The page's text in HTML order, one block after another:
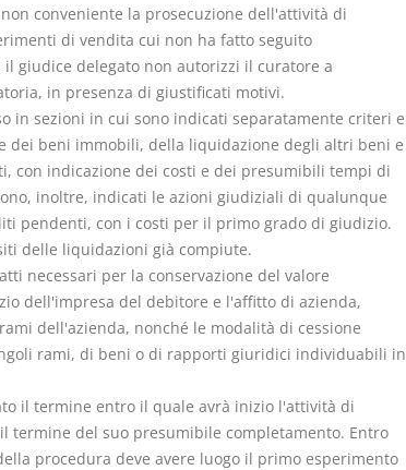
conveniente la prosecuzione dell'attività di
di vendita cui non ha fatto seguito
il giudice delegato non autorizzi il curatore a
in presenza di giustificati motivi.
in sezioni in cui sono indicati separatamente criteri e
dei beni immobili, della liquidazione degli altri beni e
con indicazione dei costi e dei presumibili tempi di
inoltre, indicati le azioni giudiziali di qualunque
pendenti, con i costi per il primo grado di giudizio.
delle liquidazioni già compiute.
necessari per la conservazione del valore
dell'impresa del debitore e l'affitto di azienda,
dell'azienda, nonché le modalità di cessione
rami, di beni o di rapporti giuridici individuabili in
il termine entro il quale avrà inizio l'attività di
termine del suo presumibile completamento. Entro
procedura deve avere luogo il primo esperimento